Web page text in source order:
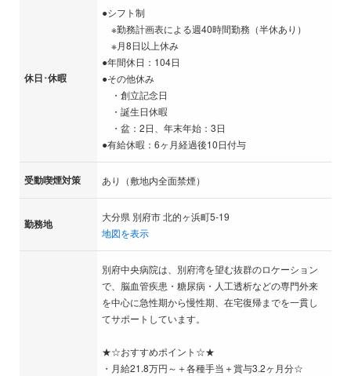
休日･休暇
●シフト制
※勤務計画表による週40時間勤務（半休あり）
※月8日以上休み
●年間休日：104日
●その他休み
・創立記念日
・誕生日休暇
・盆：2日、年末年始：3日
●有給休暇：6ヶ月経過後10日付与
受動喫煙対策 あり（敷地内全面禁煙）
勤務地
大分県 別府市 北的ヶ浜町5-19
地図を表示
別府中央病院は、別府湾を望む抜群のロケーション
で、脳血管疾患・糖尿病・人工透析などの専門外来
を中心に急性期から慢性期、在宅復帰までを一貫し
てサポートしています。
★☆おすすめポイント☆★
・月給21.8万円～＋各種手当＋賞与3.2ヶ月分☆